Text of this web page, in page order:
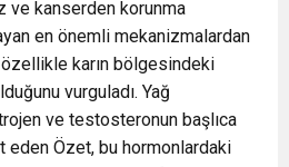
ve kanserden korunma
en önemli mekanizmalardan
karın bölgesindeki
vurguladı. Yağ
ve testosteronun başlıca
eden Özet, bu hormonlardaki